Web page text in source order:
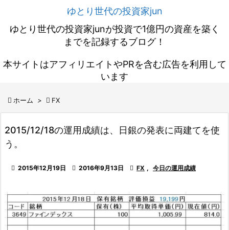
ゆとり世代の投資家jun
ゆとり世代の投資家junが投資で1億円の資産を築く
までを記録するブログ！
本サイトはアフィリエイトやPRを含む広告を利用して
います
 ホーム >  FX
2015/12/18の運用成績は、日銀の発表に両建てを使
う。
 2015年12月19日  2016年9月13日  FX , 今日の運用成績